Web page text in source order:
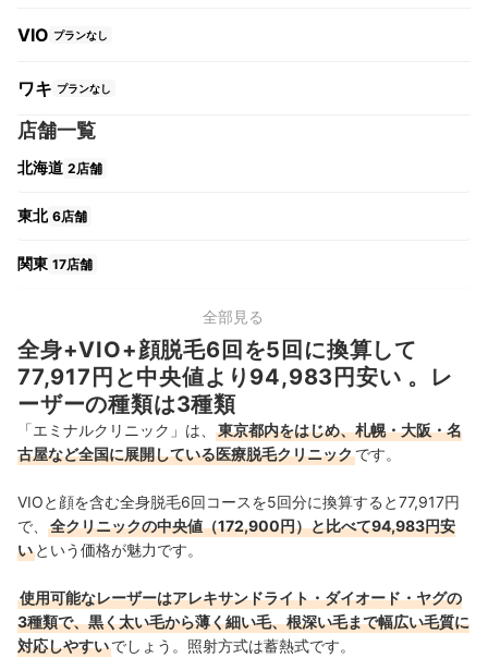
VIO プランなし
ワキ プランなし
店舗一覧
北海道 2店舗
東北 6店舗
関東 17店舗
関西 9店舗
中国・四国 7店舗
九州・沖縄 11店舗
全部見る
全身+VIO+顔脱毛6回を5回に換算して
77,917円と中央値より94,983円安い 。レ
ーザーの種類は3種類
「エミナルクリニック」は、
東京都内をはじめ、札幌・大阪・名
古屋など全国に展開している医療脱毛クリニックです。
VIOと顔を含む全身脱毛6回コースを5回分に換算すると77,917円
で、
全クリニックの中央値（172,900円）と比べて94,983円安
い という価格が魅力です。
使用可能なレーザーはアレキサンドライト・ダイオード・ヤグの
3種類で、黒く太い毛から薄く細い毛、根深い毛まで幅広い毛質に
対応しやすいでしょう。照射方式は蓄熱式です。